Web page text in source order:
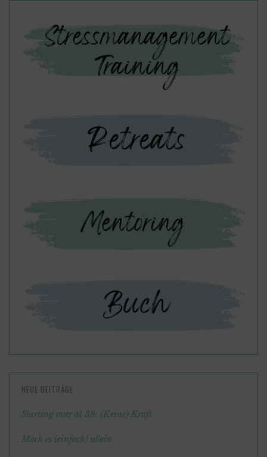
NEUE BEITRÄGE
Starting over at 38: (Keine) Kraft
Mach es (einfach) allein.